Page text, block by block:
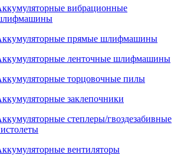
вибрационные
прямые шлифмашины
ленточные шлифмашины
торцовочные пилы
заклепочники
степлеры/гвоздезабивные
вентиляторы